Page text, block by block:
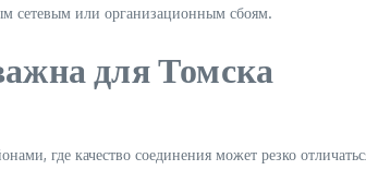
сетевым или организационным сбоям.
для Томска
где качество соединения может резко